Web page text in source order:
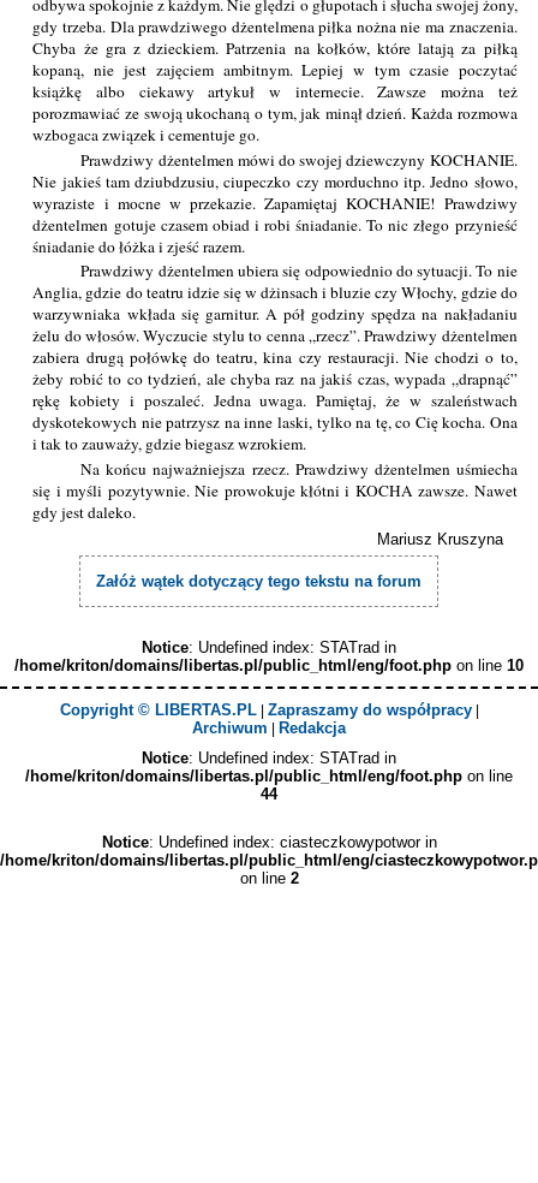
odbywa spokojnie z każdym. Nie ględzi o głupotach i słucha swojej żony,
gdy trzeba. Dla prawdziwego dżentelmena piłka nożna nie ma znaczenia.
Chyba że gra z dzieckiem. Patrzenia na kołków, które latają za piłką
kopaną, nie jest zajęciem ambitnym. Lepiej w tym czasie poczytać
książkę albo ciekawy artykuł w internecie. Zawsze można też
porozmawiać ze swoją ukochaną o tym, jak minął dzień. Każda rozmowa
wzbogaca związek i cementuje go.
Prawdziwy dżentelmen mówi do swojej dziewczyny KOCHANIE.
Nie jakieś tam dziubdzusiu, ciupeczko czy morduchno itp. Jedno słowo,
wyraziste i mocne w przekazie. Zapamiętaj KOCHANIE! Prawdziwy
dżentelmen gotuje czasem obiad i robi śniadanie. To nic złego przynieść
śniadanie do łóżka i zjeść razem.
Prawdziwy dżentelmen ubiera się odpowiednio do sytuacji. To nie
Anglia, gdzie do teatru idzie się w dżinsach i bluzie czy Włochy, gdzie do
warzywniaka wkłada się garnitur. A pół godziny spędza na nakładaniu
żelu do włosów. Wyczucie stylu to cenna „rzecz”. Prawdziwy dżentelmen
zabiera drugą połówkę do teatru, kina czy restauracji. Nie chodzi o to,
żeby robić to co tydzień, ale chyba raz na jakiś czas, wypada „drapnąć”
rękę kobiety i poszaleć. Jedna uwaga. Pamiętaj, że w szaleństwach
dyskotekowych nie patrzysz na inne laski, tylko na tę, co Cię kocha. Ona
i tak to zauważy, gdzie biegasz wzrokiem.
Na końcu najważniejsza rzecz. Prawdziwy dżentelmen uśmiecha
się i myśli pozytywnie. Nie prowokuje kłótni i KOCHA zawsze. Nawet
gdy jest daleko.
Mariusz Kruszyna
Załóż wątek dotyczący tego tekstu na forum
Notice: Undefined index: STATrad in
/home/kriton/domains/libertas.pl/public_html/eng/foot.php on line 10
Copyright © LIBERTAS.PL| Zapraszamy do współpracy|
Archiwum
Redakcja
Notice: Undefined index: STATrad in
/home/kriton/domains/libertas.pl/public_html/eng/foot.php on line
44
Notice: Undefined index: ciasteczkowypotwor in
/home/kriton/domains/libertas.pl/public_html/eng/
on line 2